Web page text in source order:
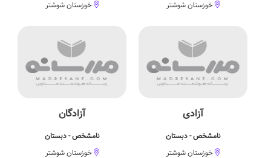
خوزستان شوشتر
خوزستان شوشتر
آزادی
نامشخص - دبستان
خوزستان شوشتر
آزادگان
نامشخص - دبستان
خوزستان شوشتر